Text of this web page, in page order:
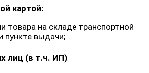
картой:
товара на складе транспортной
пункте выдачи;
лиц (в т.ч. ИП)